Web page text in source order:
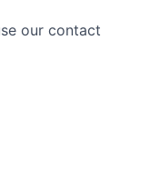
our contact